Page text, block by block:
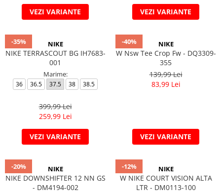
VEZI VARIANTE VEZI VARIANTE
-35% NIKE
NIKE TERRASCOUT BG IH7683-
001
Marime:
36 36.5 37.5 38 38.5
399,99 Lei
259,99 Lei
VEZI VARIANTE
-40% NIKE
W Nsw Tee Crop Fw - DQ3309-
355
139,99 Lei
83,99 Lei
VEZI VARIANTE
-20% NIKE
NIKE DOWNSHIFTER 12 NN GS
- DM4194-002
-12% NIKE
W NIKE COURT VISION ALTA
LTR - DM0113-100